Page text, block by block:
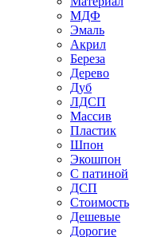
МДФ
Эмаль
Акрил
Береза
Дерево
Дуб
ЛДСП
Массив
Пластик
Шпон
Экошпон
С патиной
ДСП
Стоимость
Дешевые
Дорогие